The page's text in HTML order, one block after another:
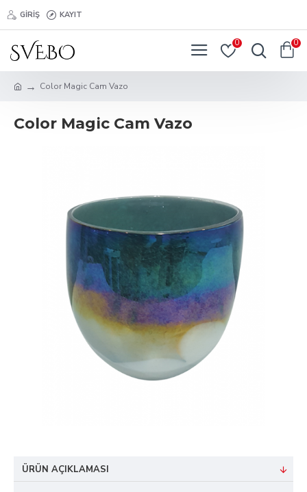
GIRIŞ KAYIT
0 0
Color Magic Cam Vazo
Color Magic Cam Vazo
ÜRÜN AÇIKLAMASI